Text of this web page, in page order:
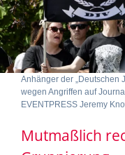
Anhänger der „Deutschen
wegen Angriffen auf
EVENTPRESS Jeremy
Mutmaßlich